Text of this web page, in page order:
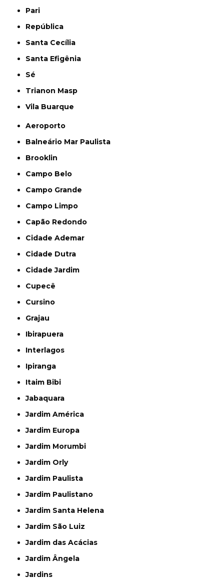
Pari
República
Santa Cecília
Santa Efigênia
Sé
Trianon Masp
Vila Buarque
Aeroporto
Balneário Mar Paulista
Brooklin
Campo Belo
Campo Grande
Campo Limpo
Capão Redondo
Cidade Ademar
Cidade Dutra
Cidade Jardim
Cupecê
Cursino
Grajau
Ibirapuera
Interlagos
Ipiranga
Itaim Bibi
Jabaquara
Jardim América
Jardim Europa
Jardim Morumbi
Jardim Orly
Jardim Paulista
Jardim Paulistano
Jardim Santa Helena
Jardim São Luiz
Jardim das Acácias
Jardim Ângela
Jardins